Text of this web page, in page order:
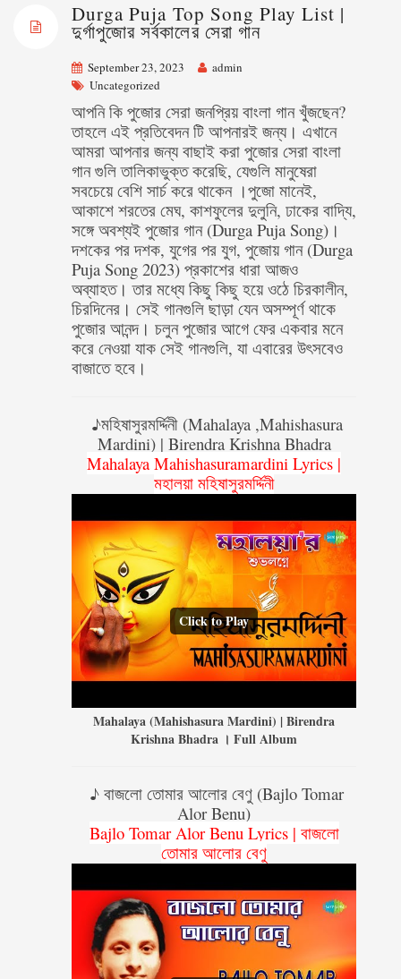
Durga Puja Top Song Play List |
দুর্গাপুজোর সর্বকালের সেরা গান
September 23, 2023
admin
Uncategorized
আপনি কি পুজোর সেরা জনপ্রিয় বাংলা গান খুঁজছেন?
তাহলে এই প্রতিবেদন টি আপনারই জন্য। এখানে
আমরা আপনার জন্য বাছাই করা পুজোর সেরা বাংলা
গান গুলি তালিকাভুক্ত করেছি, যেগুলি মানুষেরা
সবচেয়ে বেশি সার্চ করে থাকেন ।পুজো মানেই,
আকাশে শরতের মেঘ, কাশফুলের দুলুনি, ঢাকের বাদ্যি,
সঙ্গে অবশ্যই পুজোর গান (Durga Puja Song)।
দশকের পর দশক, যুগের পর যুগ, পুজোয় গান (Durga
Puja Song 2023) প্রকাশের ধারা আজও
অব্যাহত। তার মধ্যে কিছু কিছু হয়ে ওঠে চিরকালীন,
চিরদিনের। সেই গানগুলি ছাড়া যেন অসম্পূর্ণ থাকে
পুজোর আনন্দ। চলুন পুজোর আগে ফের একবার মনে
করে নেওয়া যাক সেই গানগুলি, যা এবারের উৎসবেও
বাজাতে হবে।
♪মহিষাসুরমর্দ্দিনী(Mahalaya ,Mahishasura
Mardini) | Birendra Krishna Bhadra
Mahalaya Mahishasuramardini Lyrics |
মহালয়া মহিষাসুরমর্দ্দিনী
Click to Play
Mahalaya (Mahishasura Mardini) | Birendra
Krishna Bhadra । Full Album
♪ বাজলো তোমার আলোর বেণু (Bajlo Tomar
Alor Benu)
Bajlo Tomar Alor Benu Lyrics | বাজলো
তোমার আলোর বেণু